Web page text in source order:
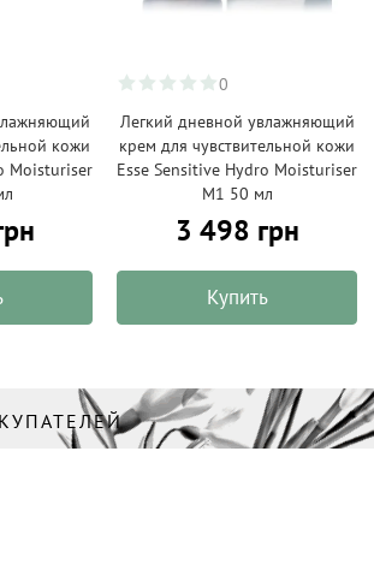
кожи
Moisturiser
0
Легкий дневной увлажняющий
крем для чувствительной кожи
Esse Sensitive Hydro Moisturiser
M1 50 мл
3 498 грн
Купить